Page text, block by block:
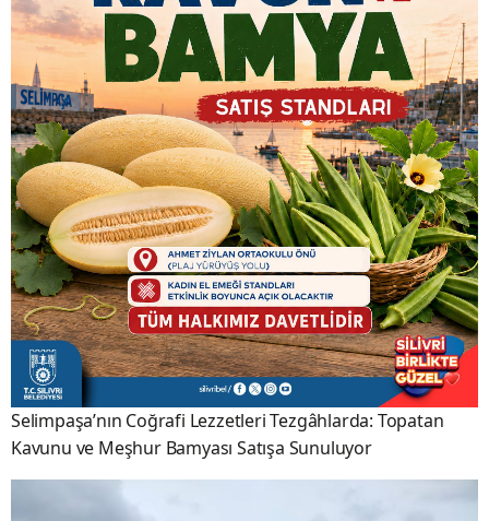
Selimpaşa’nın Coğrafi Lezzetleri Tezgâhlarda: Topatan
Kavunu ve Meşhur Bamyası Satışa Sunuluyor